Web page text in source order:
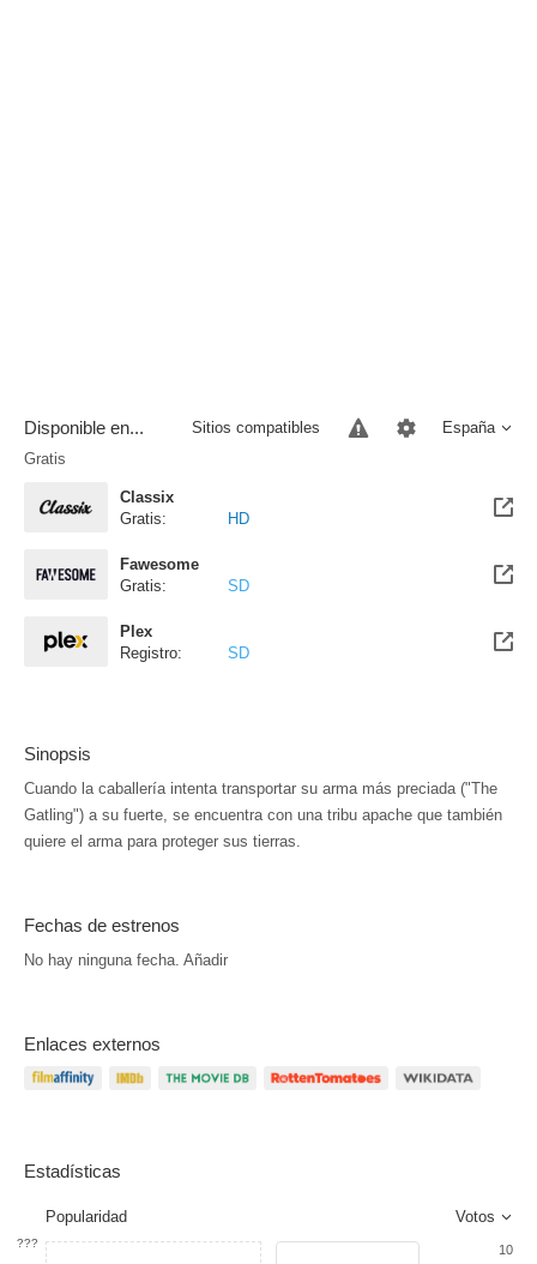
Disponible en... España
Sitios compatibles
Gratis
Classix
Gratis:
HD
Fawesome
Gratis:
SD
Plex
Registro:
SD
Sinopsis
Cuando la caballería intenta transportar su arma más preciada ("The
Gatling") a su fuerte, se encuentra con una tribu apache que también
quiere el arma para proteger sus tierras.
Fechas de estrenos
No hay ninguna fecha. Añadir
Enlaces externos
Estadísticas
Popularidad Votos
???
10